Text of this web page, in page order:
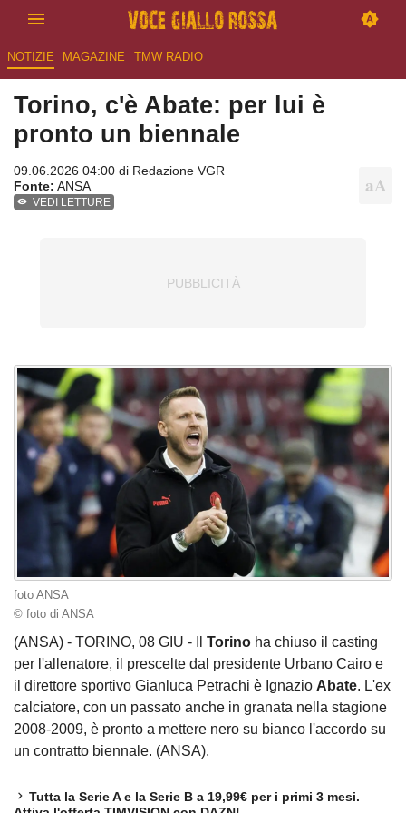
NOTIZIE MAGAZINE TMW RADIO
Torino, c'è Abate: per lui è
pronto un biennale
09.06.2026 04:00 di Redazione VGR
Fonte: ANSA
VEDI LETTURE
foto ANSA
© foto di ANSA
(ANSA) - TORINO, 08 GIU - Il Torino ha chiuso il casting
per l'allenatore, il prescelte dal presidente Urbano Cairo e
il direttore sportivo Gianluca Petrachi è Ignazio Abate. L'ex
calciatore, con un passato anche in granata nella stagione
2008-2009, è pronto a mettere nero su bianco l'accordo su
un contratto biennale. (ANSA).
Tutta la Serie A e la Serie B a 19,99€ per i primi 3 mesi.